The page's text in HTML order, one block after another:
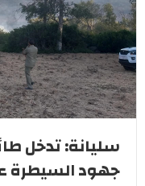
سليانة: تدخل
جهود السيطرة